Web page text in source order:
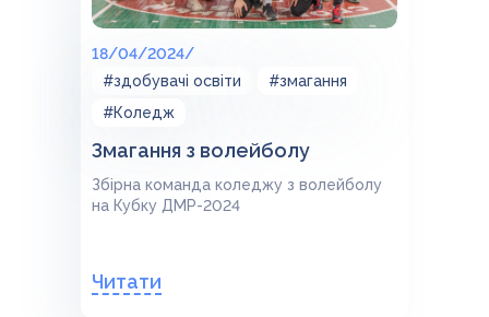
18/04/2024/
#здобувачі освіти
#змагання
#Коледж
Змагання з волейболу
Збірна команда коледжу з волейболу
на Кубку ДМР-2024
Читати